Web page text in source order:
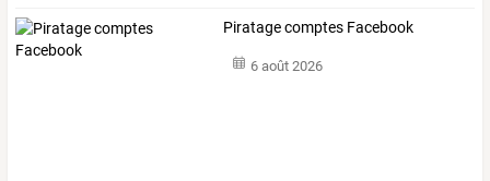
Piratage comptes Facebook
6 août 2026